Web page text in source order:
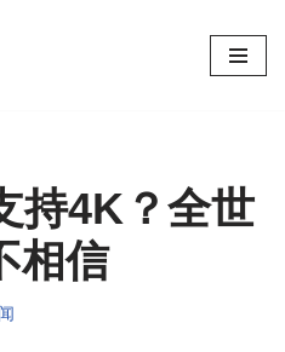
持4K？全世
相信